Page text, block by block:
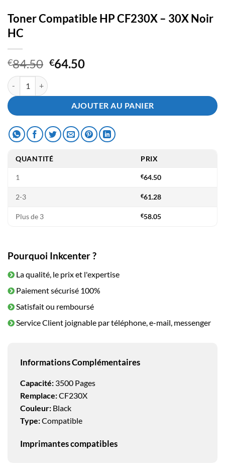
Toner Compatible HP CF230X – 30X Noir
HC
€84.50 Le
était :
€84.50.
€64.50Le
est :
€64.50.
quantité de Toner Compatible HP CF230X - 30X Noir HC
AJOUTER AU PANIER
QUANTITÉ PRIX
1 €64.50
2-3 €61.28
Plus de 3 €58.05
Pourquoi Inkcenter ?
La qualité, le prix et l'expertise
Paiement sécurisé 100%
Satisfait ou remboursé
Service Client joignable par téléphone, e-mail, messenger
Informations Complémentaires
Capacité: 3500 Pages
Remplace:CF230X
Couleur: Black
Type:Compatible
Imprimantes compatibles